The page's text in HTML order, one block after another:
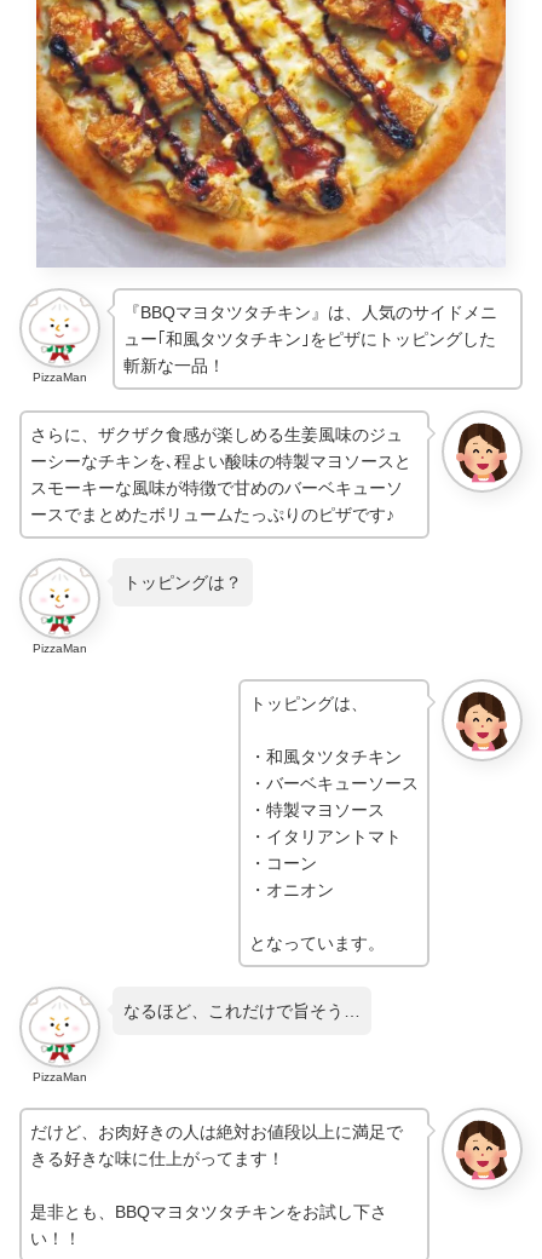
PizzaMan
『BBQマヨタツタチキン』は、人気のサイドメニ
ュー｢和風タツタチキン｣をピザにトッピングした
斬新な一品！
さらに、ザクザク食感が楽しめる生姜風味のジュ
ーシーなチキンを､程よい酸味の特製マヨソースと
スモーキーな風味が特徴で甘めのバーベキューソ
ースでまとめたボリュームたっぷりのピザです♪
PizzaMan
トッピングは？
トッピングは、
・和風タツタチキン
・バーベキューソース
・特製マヨソース
・イタリアントマト
・コーン
・オニオン
となっています。
PizzaMan
なるほど、これだけで旨そう…
だけど、お肉好きの人は絶対お値段以上に満足で
きる好きな味に仕上がってます！
是非とも、BBQマヨタツタチキンをお試し下さ
い！！